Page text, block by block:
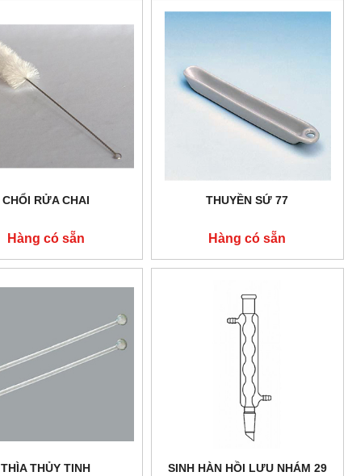
CHỔI RỬA CHAI
Hàng có sẵn
THUYỀN SỨ 77
Hàng có sẵn
THÌA THỦY TINH
SINH HÀN HỒI LƯU NHÁM 29